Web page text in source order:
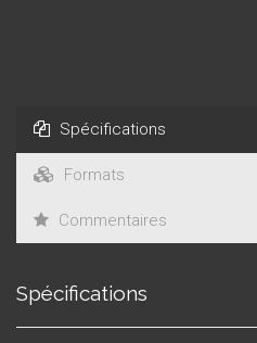
Spécifications
Formats
Commentaires
Spécifications